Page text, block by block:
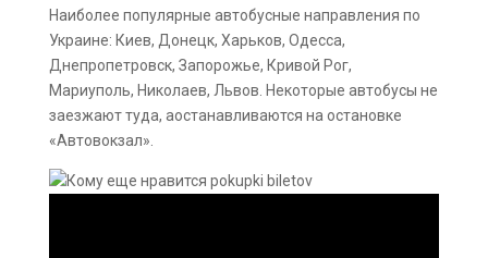
Наиболее популярные автобусные направления по
Украине: Киев, Донецк, Харьков, Одесса,
Днепропетровск, Запорожье, Кривой Рог,
Мариуполь, Николаев, Львов. Некоторые автобусы не
заезжают туда, аостанавливаются на остановке
«Автовокзал».